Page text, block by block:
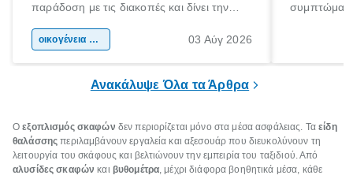
παράδοση με τις διακοπές και δίνει την
χώρας. Είτε πρόκειται για λίγες μέρες
οικογένεια & παιδί 03 Αύγ 2026
Ανακάλυψε Όλα τα Άρθρα
Οεξοπλισμός σκαφών δεν περιορίζεται μόνο στα μέσα ασφάλειας. Ταείδη
θαλάσσης περιλαμβάνουν εργαλεία και αξεσουάρ που διευκολύνουν τη
λειτουργία του σκάφους και βελτιώνουν την εμπειρία του ταξιδιού. Από
αλυσίδες σκαφών και βυθομέτρα, μέχρι διάφορα βοηθητικά μέσα, κάθε